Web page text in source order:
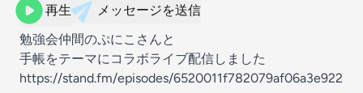
再生
メッセージを送信
勉強会仲間のぷにこさんと
手帳をテーマにコラボライブ配信しました
https://stand.fm/episodes/6520011f782079af06a3e922